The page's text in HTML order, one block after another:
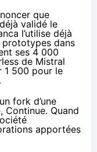
que
validé le
l’utilise déjà
dans
ses 4 000
de Mistral
1 500 pour le
fork d’une
Continue. Quand
apportées